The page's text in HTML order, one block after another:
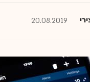
20.08.2019